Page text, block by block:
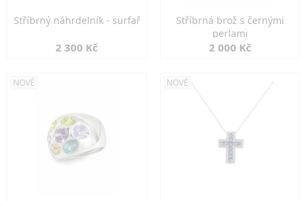
Stříbrný náhrdelník - surfař
2 300 Kč
Stříbrná brož s černými
perlami
2 000 Kč
NOVÉ NOVÉ